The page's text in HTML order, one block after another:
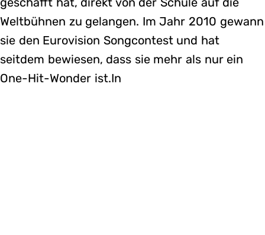
Weltbühnen zu gelangen. Im Jahr 2010 gewann
sie den Eurovision Songcontest und hat
seitdem bewiesen, dass sie mehr als nur ein
One-Hit-Wonder ist.In